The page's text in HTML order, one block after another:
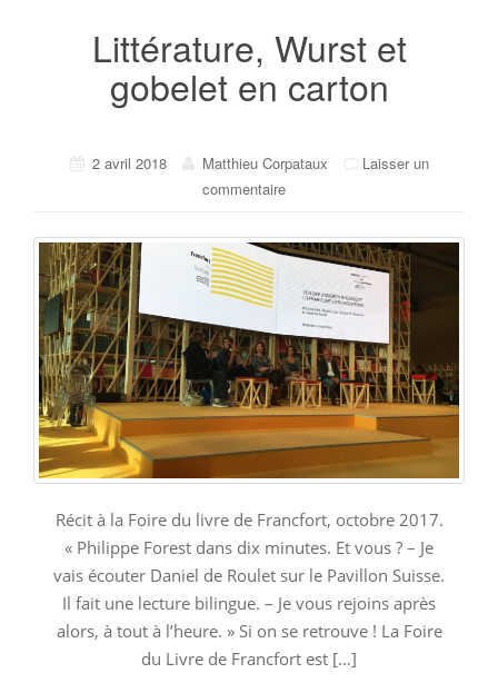
Littérature, Wurst et
gobelet en carton
2 avril 2018 Matthieu Corpataux
Laisser un
commentaire
Récit à la Foire du livre de Francfort, octobre 2017.
« Philippe Forest dans dix minutes. Et vous ? – Je
vais écouter Daniel de Roulet sur le Pavillon Suisse.
Il fait une lecture bilingue. – Je vous rejoins après
alors, à tout à l’heure. » Si on se retrouve ! La Foire
du Livre de Francfort est […]